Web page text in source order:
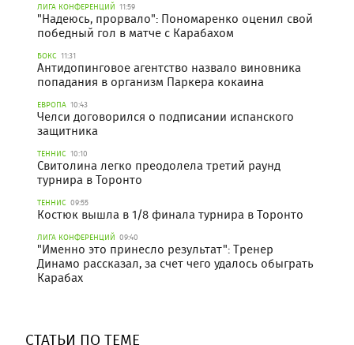
ЛИГА КОНФЕРЕНЦИЙ 11:59
"Надеюсь, прорвало": Пономаренко оценил свой
победный гол в матче с Карабахом
БОКС 11:31
Антидопинговое агентство назвало виновника
попадания в организм Паркера кокаина
ЕВРОПА 10:43
Челси договорился о подписании испанского
защитника
ТЕННИС 10:10
Свитолина легко преодолела третий раунд
турнира в Торонто
ТЕННИС 09:55
Костюк вышла в 1/8 финала турнира в Торонто
ЛИГА КОНФЕРЕНЦИЙ 09:40
"Именно это принесло результат": Тренер
Динамо рассказал, за счет чего удалось обыграть
Карабах
СТАТЬИ ПО ТЕМЕ